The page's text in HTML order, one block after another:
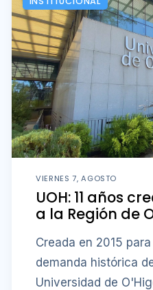
VIERNES 7, AGOSTO
UOH: 11 años
a la Región de
Creada en 2015
demanda histórica
Universidad de